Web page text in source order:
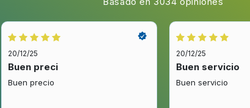
Encimera
Negro, Acero inoxidable
Pantalla
Bisagra para
20/12/25
Buen preci
Buen precio
20/12/25
Buen servicio
Buen servicio